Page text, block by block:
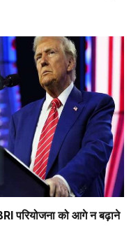
परियोजना को आगे न बढ़ाने